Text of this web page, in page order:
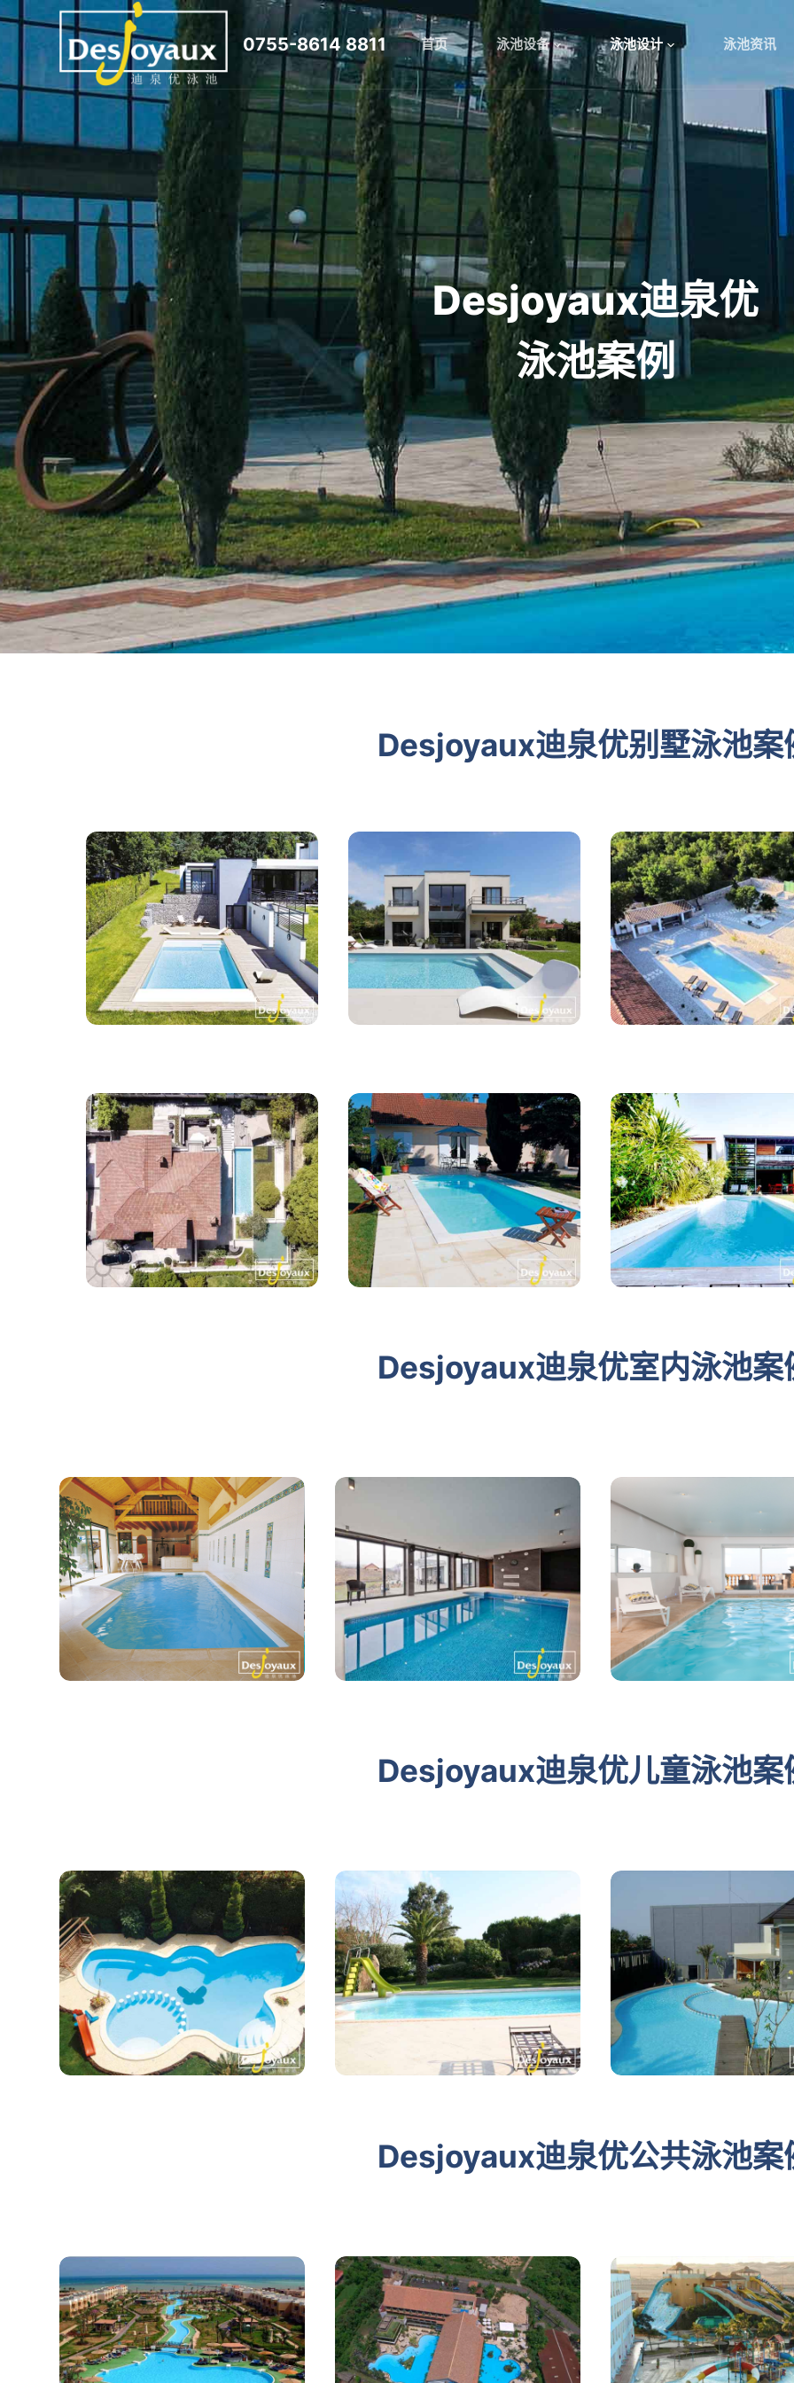
跳
容
0755-8614 8811 首页 泳池设备 泳池设计 泳池资讯
Desjoyaux迪泉优
泳池案例
Desjoyaux迪泉优别墅泳池案
Desjoyaux迪泉优室内泳池案
Desjoyaux迪泉优儿童泳池案
Desjoyaux迪泉优公共泳池案